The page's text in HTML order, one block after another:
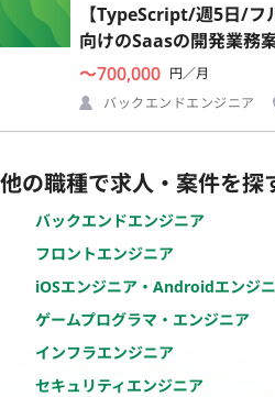
【TypeScript/週5日/フ
向けのSaasの開発業務
〜700,000 円／月
バックエンドエンジニア
他の職種で求人・案件を探
バックエンドエンジニア
フロントエンジニア
iOSエンジニア・Androidエンジ
ゲームプログラマ・エンジニア
インフラエンジニア
セキュリティエンジニア